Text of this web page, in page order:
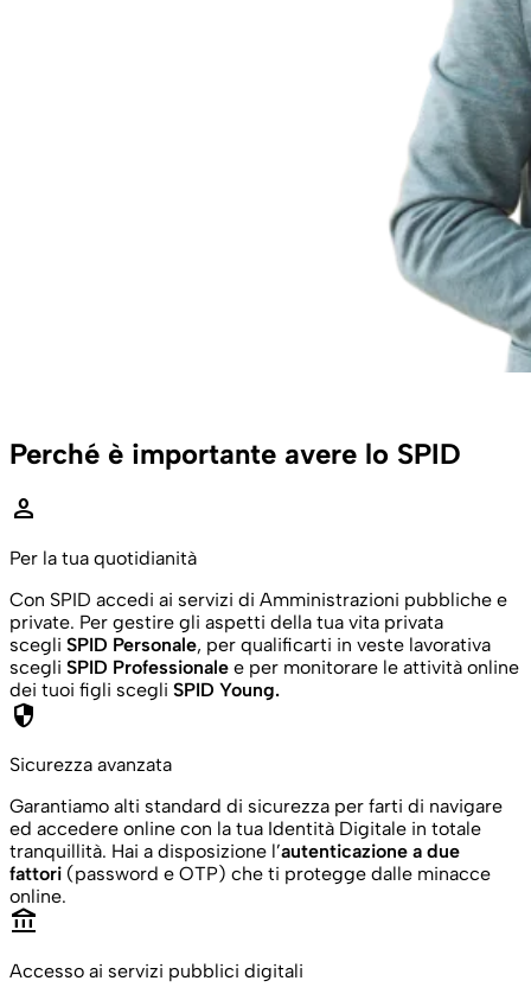
Perché è importante avere lo SPID
person
Per la tua quotidianità
Con SPID accedi ai servizi di Amministrazioni pubbliche e
private. Per gestire gli aspetti della tua vita privata
scegli SPID Personale, per qualificarti in veste lavorativa
scegli SPID Professionale e per monitorare le attività online
dei tuoi figli scegli SPID Young.
security
Sicurezza avanzata
Garantiamo alti standard di sicurezza per farti di navigare
ed accedere online con la tua Identità Digitale in totale
tranquillità. Hai a disposizione l’autenticazione a due
fattori (password e OTP) che ti protegge dalle minacce
online.
account_balance
Accesso ai servizi pubblici digitali